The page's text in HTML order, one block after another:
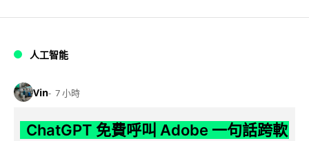
人工智能
Vin 7 小時
ChatGPT 免費呼叫 Adobe 一句話跨軟